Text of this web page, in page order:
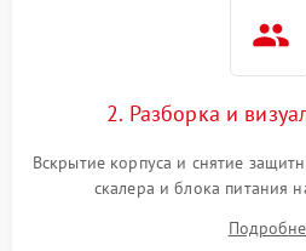
2. Разборка и
Вскрытие корпуса и снятие
скалера и блока питания
конденсаторов, прогаров,
контактов и целостности